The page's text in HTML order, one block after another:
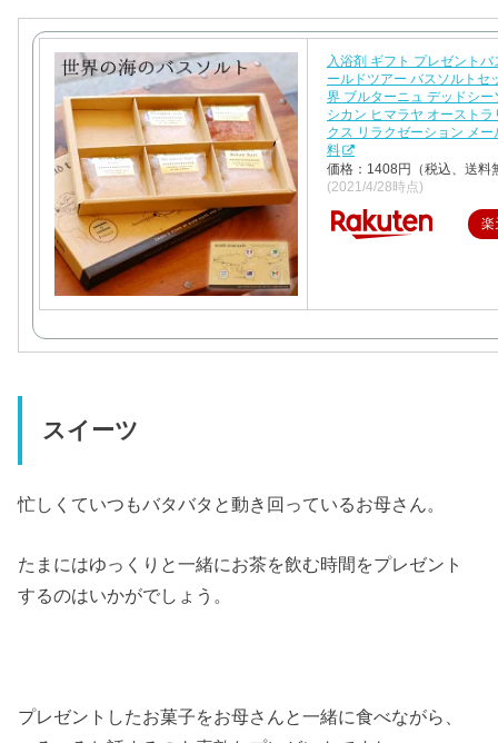
入浴剤 ギフト プレゼントバ
ールドツアー バスソルトセ
界 ブルターニュ デッドシー
シカン ヒマラヤ オーストラ
クス リラクゼーション メー
料
価格：1408円（税込、送料
(2021/4/28時点)
楽
スイーツ
忙しくていつもバタバタと動き回っているお母さん。
たまにはゆっくりと一緒にお茶を飲む時間をプレゼント
するのはいかがでしょう。
プレゼントしたお菓子をお母さんと一緒に食べながら、